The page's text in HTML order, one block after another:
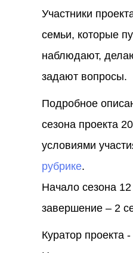
Участники
семьи, которые
наблюдают,
задают вопросы.
Подробное
сезона проекта
условиями
рубрике.
Начало сезона
завершение – 2
Куратор проекта -